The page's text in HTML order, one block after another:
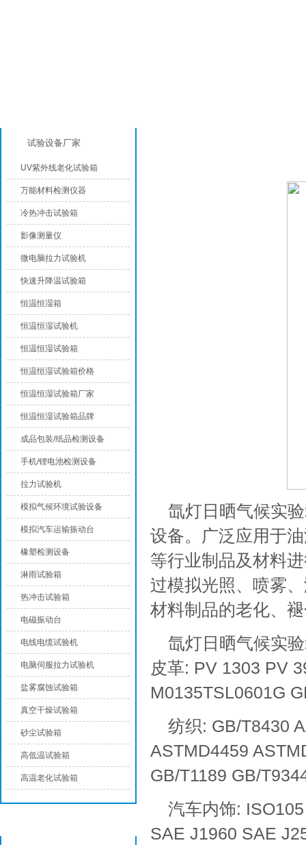
氙灯日晒气候实
设备。广泛应用于
等行业制品及材料
过模拟光照、喷雾
材料制品的老化、
氙灯日晒气候实
皮革: PV 1303 PV
M0135TSL0601G
纺织: GB/T8430
ASTMD4459
GB/T1189 GB/
汽车内饰:
SAE J1960 SAE
试验设备厂家
UV紫外线老化试验箱
万能材料检测仪器
冷热冲击试验箱
影像测量仪
微电脑拉力试验机
快速升降温试验箱
恒温恒湿箱
恒温恒湿试验机
恒温恒湿试验箱
恒温恒湿试验箱价格
恒温恒湿试验箱厂家
恒温恒湿试验箱品牌
成品包装/纸品检测设备
手机/锂电池检测设备
拉力试验机
模拟气候环境试验设备
模拟汽车运输振动台
橡塑检测设备
淋雨试验箱
热冲击试验箱
电磁振动台
电线电缆试验机
电脑伺服拉力试验机
盐雾腐蚀试验箱
真空干燥试验箱
砂尘试验箱
高低温试验箱
高温老化试验箱